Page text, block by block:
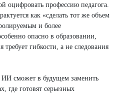
оцифровать профессию педагога.
как «сделать тот же объем
и более
опасно в образовании,
требует гибкости, а не следования
сможет в будущем заменить
где готовят серьезных